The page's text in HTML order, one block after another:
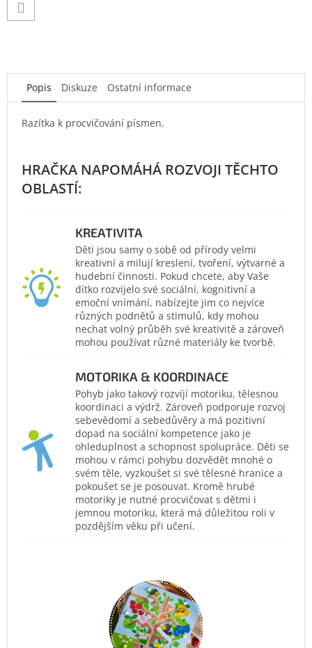
Popis Diskuze Ostatní informace
Razítka k procvičování písmen.
KREATIVITA
Děti jsou samy o sobě od přírody velmi
kreativní a milují kreslení, tvoření, výtvarné a
hudební činnosti. Pokud chcete, aby Vaše
dítko rozvíjelo své sociální, kognitivní a
emoční vnímání, nabízejte jim co nejvíce
různých podnětů a stimulů, kdy mohou
nechat volný průběh své kreativitě a zároveň
mohou používat různé materiály ke tvorbě.
MOTORIKA & KOORDINACE
Pohyb jako takový rozvíjí motoriku, tělesnou
koordinaci a výdrž. Zároveň podporuje rozvoj
sebevědomí a sebedůvěry a má pozitivní
dopad na sociální kompetence jako je
ohleduplnost a schopnost spolupráce. Děti se
mohou v rámci pohybu dozvědět mnohé o
svém těle, vyzkoušet si své tělesné hranice a
pokoušet se je posouvat. Kromě hrubé
motoriky je nutné procvičovat s dětmi i
jemnou motoriku, která má důležitou roli v
pozdějším věku při učení.